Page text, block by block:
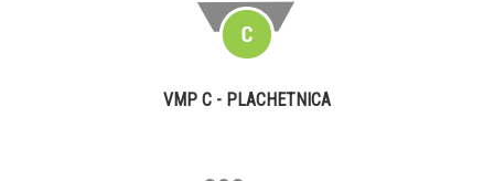
VMP C - PLACHETNICA